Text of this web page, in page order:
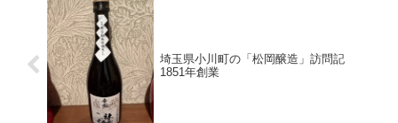
埼玉県小川町の「松岡醸造」訪問記
1851年創業